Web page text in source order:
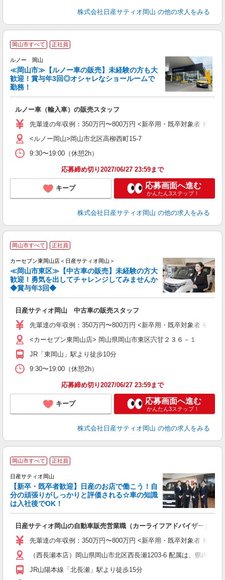
株式会社日産サティオ岡山 の他の求人をみる
岡山市すべて 正社員
ルノー 岡山
≪岡山市≫【ルノー車の販売】未経験の方も大
歓迎！賞与年3回◎オシャレなショールームで
勤務！
ルノー車（輸入車）の販売スタッフ
先輩達の年収例：350万円〜800万円 <新卒用・既卒対象者 初任
<ルノー岡山>岡山市北区高柳西町15-7
9:30〜19:00（休憩2h）
応募締め切り2027/06/27 23:59まで
キープ 応募画面へ進む
かんたん3ステップ！
株式会社日産サティオ岡山 の他の求人をみる
岡山市すべて 正社員
カーセブン東岡山店＜日産サティオ岡山＞
≪岡山市東区≫【中古車の販売】未経験の方大
歓迎！勇気を出してチャレンジしてみませんか
◆賞与年3回◆
日産サティオ岡山 中古車の販売スタッフ
先輩達の年収例：350万円〜800万円 <新卒用・既卒対象者 初任
<カーセブン東岡山店> 岡山県岡山市東区宍甘２３６－１
JR「東岡山」駅より徒歩10分
9:30〜19:00（休憩2h）
応募締め切り2027/06/27 23:59まで
キープ 応募画面へ進む
かんたん3ステップ！
株式会社日産サティオ岡山 の他の求人をみる
岡山市すべて 正社員
日産サティオ岡山
【新卒・既卒者歓迎】日産のお店で働こう！自
分の頑張りがしっかりと評価される☆車の知識
は入社後でOK！
日産サティオ岡山の自動車販売営業職（カーライフアドバイザー）
先輩達の年収例：350万円〜800万円 <新卒用・既卒対象者 初任
（西長瀬本店）岡山県岡山市北区西長瀬1203-6 配属は、
JR山陽本線「北長瀬」駅より徒歩15分